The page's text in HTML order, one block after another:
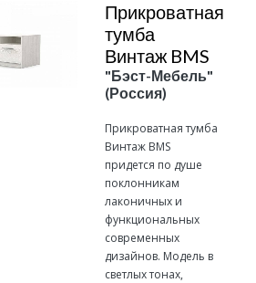
Прикроватная
тумба
Винтаж BMS
"Бэст-Мебель"
(Россия)
Прикроватная тумба
Винтаж BMS
придется по душе
поклонникам
лаконичных и
функциональных
современных
дизайнов. Модель в
светлых тонах,